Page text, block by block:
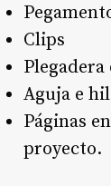
Clips
Plegadera
Aguja e
Páginas
proyecto.